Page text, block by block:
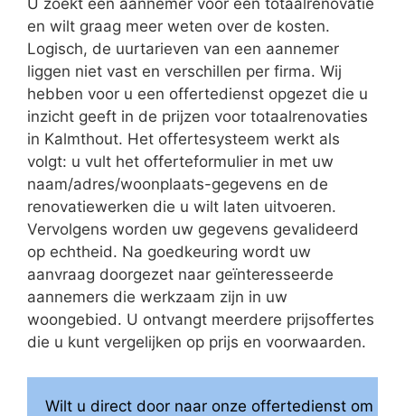
U zoekt een aannemer voor een totaalrenovatie
en wilt graag meer weten over de kosten.
Logisch, de uurtarieven van een aannemer
liggen niet vast en verschillen per firma. Wij
hebben voor u een offertedienst opgezet die u
inzicht geeft in de prijzen voor totaalrenovaties
in Kalmthout. Het offertesysteem werkt als
volgt: u vult het offerteformulier in met uw
naam/adres/woonplaats-gegevens en de
renovatiewerken die u wilt laten uitvoeren.
Vervolgens worden uw gegevens gevalideerd
op echtheid. Na goedkeuring wordt uw
aanvraag doorgezet naar geïnteresseerde
aannemers die werkzaam zijn in uw
woongebied. U ontvangt meerdere prijsoffertes
die u kunt vergelijken op prijs en voorwaarden.
Wilt u direct door naar onze offertedienst om